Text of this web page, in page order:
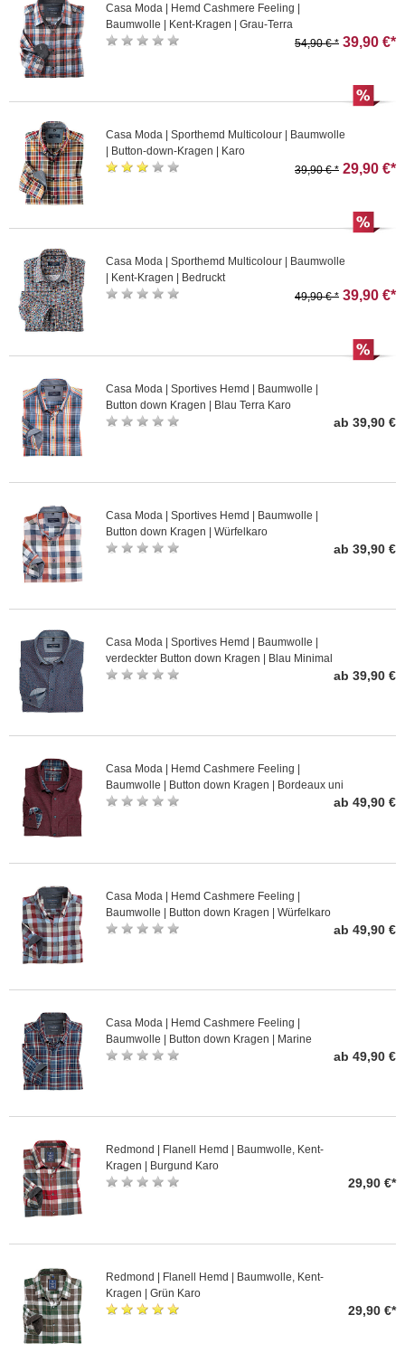
Casa Moda | Hemd Cashmere Feeling |
Baumwolle | Kent-Kragen | Grau-Terra
54,90 € * 39,90 €*
Casa Moda | Sporthemd Multicolour | Baumwolle
| Button-down-Kragen | Karo
39,90 € * 29,90 €*
Casa Moda | Sporthemd Multicolour | Baumwolle
| Kent-Kragen | Bedruckt
49,90 € * 39,90 €*
Casa Moda | Sportives Hemd | Baumwolle |
Button down Kragen | Blau Terra Karo
ab 39,90 €
Casa Moda | Sportives Hemd | Baumwolle |
Button down Kragen | Würfelkaro
ab 39,90 €
Casa Moda | Sportives Hemd | Baumwolle |
verdeckter Button down Kragen | Blau Minimal
Druck
ab 39,90 €
Casa Moda | Hemd Cashmere Feeling |
Baumwolle | Button down Kragen | Bordeaux uni
ab 49,90 €
Casa Moda | Hemd Cashmere Feeling |
Baumwolle | Button down Kragen | Würfelkaro
ab 49,90 €
Casa Moda | Hemd Cashmere Feeling |
Baumwolle | Button down Kragen | Marine
Bordeaux Karo
ab 49,90 €
Redmond | Flanell Hemd | Baumwolle, Kent-
Kragen | Burgund Karo
29,90 €*
Redmond | Flanell Hemd | Baumwolle, Kent-
Kragen | Grün Karo
29,90 €*